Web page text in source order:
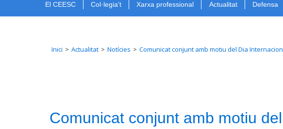
El CEESC Col·legia't Xarxa professional Actualitat Defensa
Inici Actualitat Notícies Comunicat conjunt amb motiu del Dia
Comunicat conjunt amb motiu